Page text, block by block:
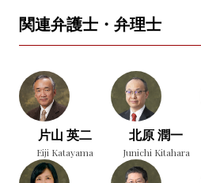
関連弁護士・弁理士
片山 英二
Eiji Katayama
北原 潤一
Junichi Kitahara